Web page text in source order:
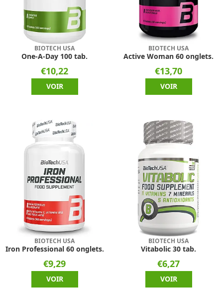
BIOTECH USA
One-A-Day 100 tab.
€10,22
VOIR
BIOTECH USA
Active Woman 60 onglets.
€13,70
VOIR
BIOTECH USA
Iron Professional 60 onglets.
€9,29
VOIR
BIOTECH USA
Vitabolic 30 tab.
€6,27
VOIR